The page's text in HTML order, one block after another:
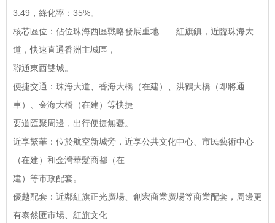
3.49，綠化率：35%。
核芯區位：佔位珠海西區戰略發展重地——紅旗鎮，近臨珠海大
道，快速直通香洲主城區，
聯通東西雙城。
便捷交通：珠海大道、香海大橋（在建）、洪鶴大橋（即將通
車）、金海大橋（在建）等快捷
要道匯聚周邊，出行便捷無憂。
近享繁華：位於航空新城旁，近享公共文化中心、市民藝術中心
（在建）和金灣華髮商都（在
建）等市政配套。
優越配套：近鄰紅旗正光廣場、創宏商業廣場等商業配套，周邊更
有泰然匯市場、紅旗文化